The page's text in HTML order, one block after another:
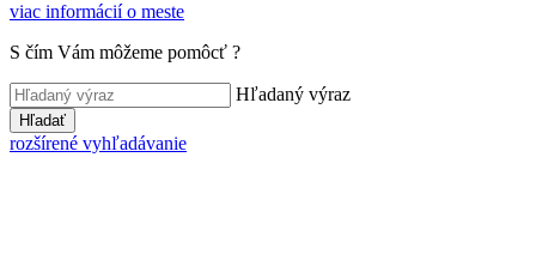
viac informácií o meste
S čím Vám môžeme pomôcť ?
Hľadaný výraz
Hľadať
rozšírené vyhľadávanie